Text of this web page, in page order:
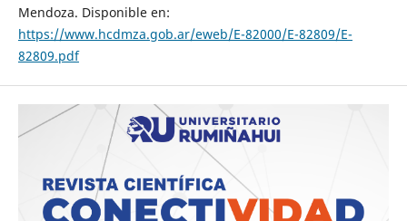
Mendoza. Disponible en:
https://www.hcdmza.gob.ar/eweb/E-82000/E-82809/E-
82809.pdf